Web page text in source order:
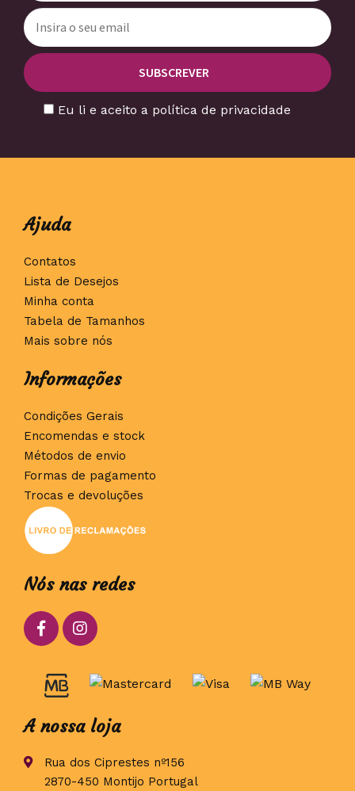
Eu li e aceito a política de privacidade
Ajuda
Contatos
Lista de Desejos
Minha conta
Tabela de Tamanhos
Mais sobre nós
Informações
Condições Gerais
Encomendas e stock
Métodos de envio
Formas de pagamento
Trocas e devoluções
Nós nas redes
A nossa loja
Rua dos Ciprestes nº156
2870-450 Montijo Portugal